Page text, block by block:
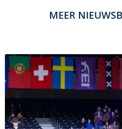
MEER